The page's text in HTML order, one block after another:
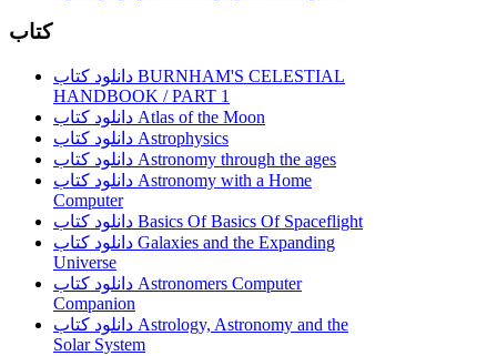
کتاب
دانلود کتاب BURNHAM'S CELESTIAL
HANDBOOK / PART 1
دانلود کتاب Atlas of the Moon
دانلود کتاب Astrophysics
دانلود کتاب Astronomy through the ages
دانلود کتاب Astronomy with a Home
Computer
دانلود کتاب Basics Of Basics Of Spaceflight
دانلود کتاب Galaxies and the Expanding
Universe
دانلود کتاب Astronomers Computer
Companion
دانلود کتاب Astrology, Astronomy and the
Solar System